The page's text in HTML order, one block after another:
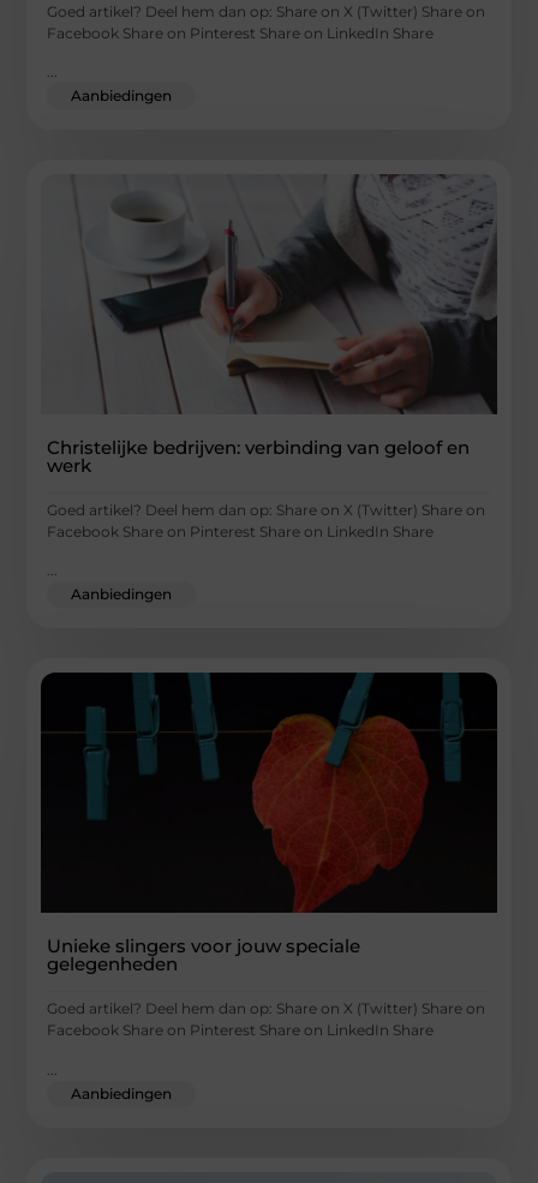
Goed artikel? Deel hem dan op: Share on X (Twitter) Share on
Facebook Share on Pinterest Share on LinkedIn Share
...
Aanbiedingen
Christelijke bedrijven: verbinding van geloof en
werk
Goed artikel? Deel hem dan op: Share on X (Twitter) Share on
Facebook Share on Pinterest Share on LinkedIn Share
...
Aanbiedingen
Unieke slingers voor jouw speciale
gelegenheden
Goed artikel? Deel hem dan op: Share on X (Twitter) Share on
Facebook Share on Pinterest Share on LinkedIn Share
Aanbiedingen